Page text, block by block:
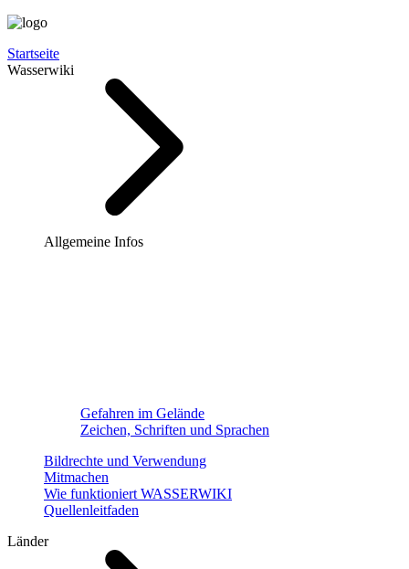
Startseite
Wasserwiki
Allgemeine Infos
Gefahren im Gelände
Zeichen, Schriften und Sprachen
Bildrechte und Verwendung
Mitmachen
Wie funktioniert WASSERWIKI
Quellenleitfaden
Länder